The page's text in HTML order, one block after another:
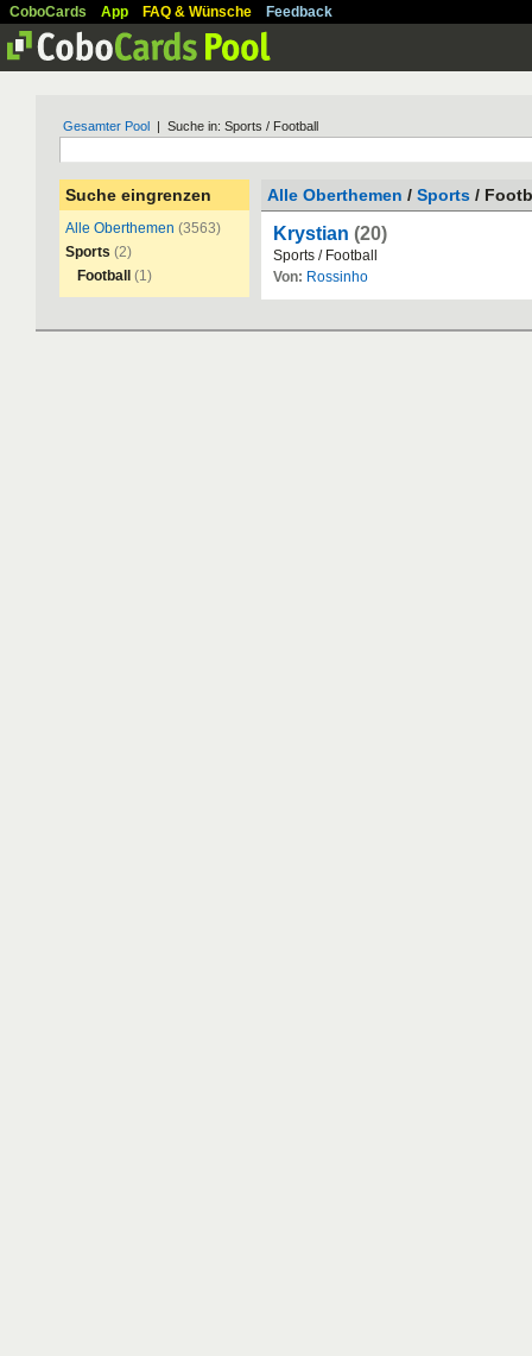
CoboCards App FAQ & Wünsche Feedback
Gesamter Pool | Suche in: Sports / Football
Suche eingrenzen
Alle Oberthemen (3563)
Sports (2)
Football
(1)
Alle Oberthemen / Sports /
Krystian (20)
Sports / Football
Von: Rossinho